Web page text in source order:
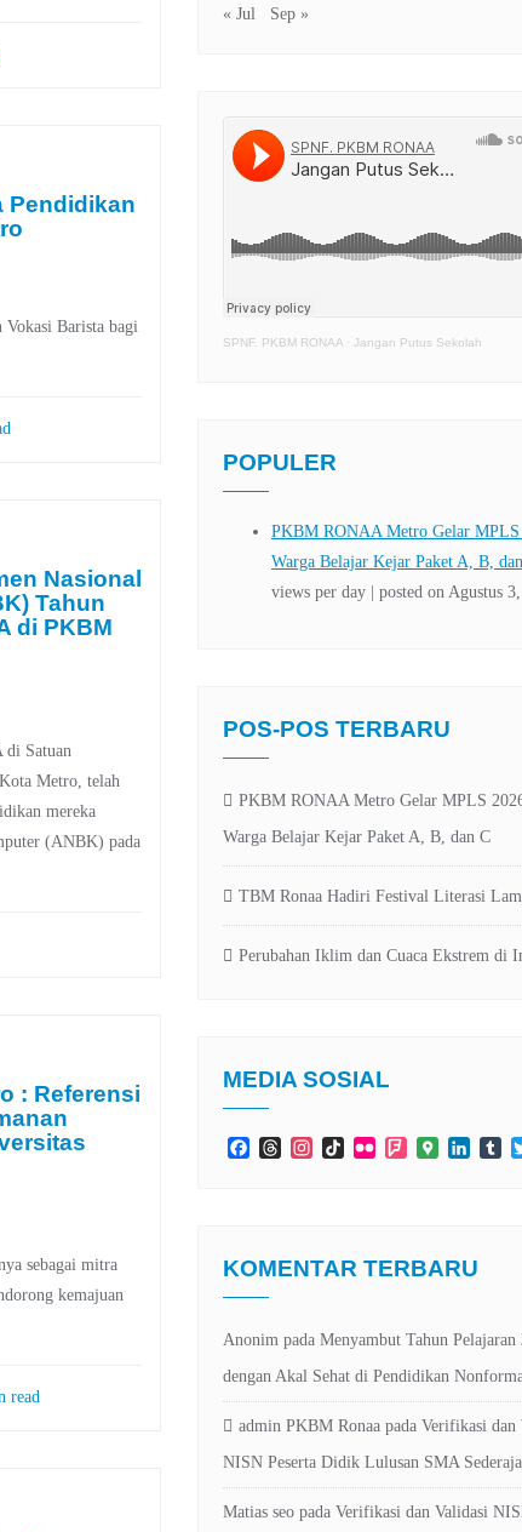
Pendidikan
Vokasi Barista bagi
Nasional
Tahun
di PKBM
di Satuan
Metro, telah
mereka
(ANBK) pada
: Referensi
sebagai mitra
kemajuan
read
« Jul Sep »
SPNF. PKBM RONAA · Jangan Putus Sekolah
POPULER
POS-POS TERBARU
PKBM RONAA Metro Gelar MPLS
Warga Belajar Kejar Paket A, B, dan C
TBM Ronaa Hadiri Festival Literasi
Perubahan Iklim dan Cuaca Ekstrem di
MEDIA SOSIAL
FacebookThreadsInstagramTikTokFlickr Foursquare
Google
KOMENTAR TERBARU
Anonim pada Menyambut Tahun Pelajaran
dengan Akal Sehat di Pendidikan
admin PKBM Ronaa pada Verifikasi dan
NISN Peserta Didik Lulusan SMA
Matias seo pada Verifikasi dan Validasi